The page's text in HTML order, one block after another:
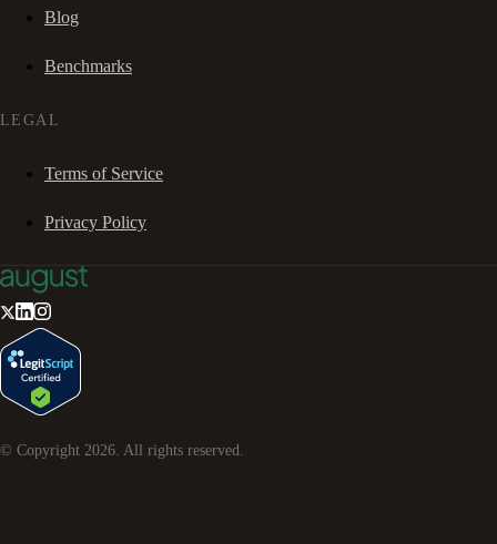
Blog
Benchmarks
LEGAL
Terms of Service
Privacy Policy
© Copyright 2026 . All rights reserved.